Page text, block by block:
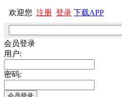
欢迎您 注册 登录 下载APP
会员登录
用户:
密码: